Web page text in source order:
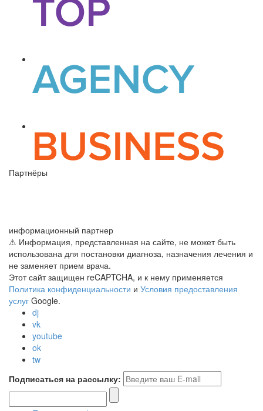
Партнёры
информационный партнер
⚠ Информация, представленная на сайте, не может быть
использована для постановки диагноза, назначения лечения и
не заменяет прием врача.
Этот сайт защищен reCAPTCHA, и к нему применяется
Политика конфиденциальности и Условия предоставления
услуг Google.
dj
vk
youtube
ok
tw
Подписаться на рассылку: